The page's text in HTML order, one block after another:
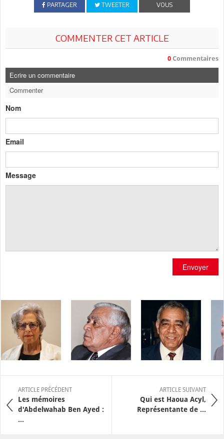
PARTAGER TWEETER
VOUS
COMMENTER CET ARTICLE
0 Commentaires
Ecrire un commentaire
Commenter
Nom
Email
Message
Envoyer
ARTICLE PRÉCÉDENT
Les mémoires
d'Abdelwahab Ben Ayed :
...
ARTICLE SUIVANT
Qui est Haoua Acyl,
Représentante de ...